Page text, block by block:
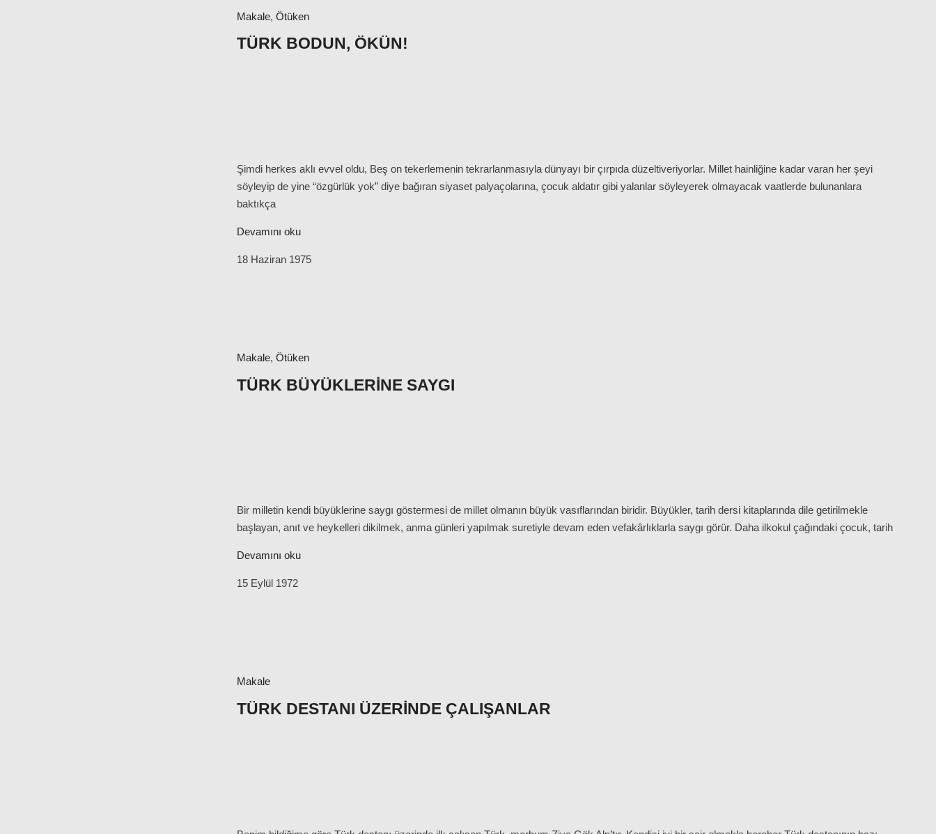
Makale, Ötüken
TÜRK BODUN, ÖKÜN!
Şimdi herkes aklı evvel oldu, Beş on tekerlemenin tekrarlanmasıyla dünyayı bir çırpıda düzeltiveriyorlar. Millet hainliğine kadar varan her şeyi
söyleyip de yine “özgürlük yok” diye bağıran siyaset palyaçolarına, çocuk aldatır gibi yalanlar söyleyerek olmayacak vaatlerde bulunanlara
baktıkça
Devamını oku
18 Haziran 1975
Makale, Ötüken
TÜRK BÜYÜKLERINE SAYGI
Bir milletin kendi büyüklerine saygı göstermesi de millet olmanın büyük vasıflarından biridir. Büyükler, tarih dersi kitaplarında dile getirilmekle
başlayan, anıt ve heykelleri dikilmek, anma günleri yapılmak suretiyle devam eden vefakârlıklarla saygı görür. Daha ilkokul çağındaki çocuk, tarih
Devamını oku
15 Eylül 1972
Makale
TÜRK DESTANI ÜZERINDE ÇALIŞANLAR